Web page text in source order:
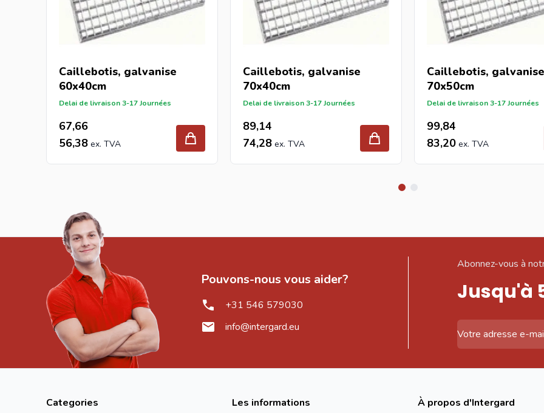
Caillebotis, galvanise
60x40cm
Delai de livraison 3-17 Journées
67,66
56,38
Caillebotis, galvanise
70x40cm
Delai de livraison 3-17 Journées
89,14
74,28
Caillebotis, galvanise
70x50cm
Delai de livraison 3-17 Journées
99,84
83,20
Pouvons-nous vous aider?
+31 546 579030
info@intergard.eu
Abonnez-vous à
Jusqu'à
Categories
Les informations
À propos d'Intergard